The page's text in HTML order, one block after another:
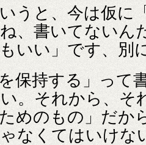
うと、今は仮に
、書いてないん
いい」です、別
保持する」って
。それから、そ
めのもの」だか
なくてはいけな